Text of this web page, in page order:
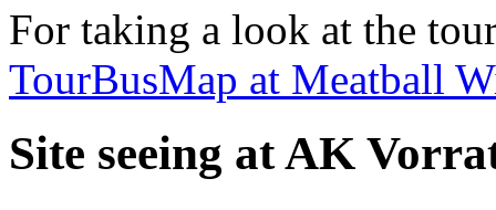
For taking a look at the
TourBusMap at Meatball
Site seeing at AK